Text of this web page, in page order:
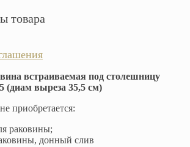
товара
встраиваемая под столешницу
(диам выреза 35,5 см)
приобретается:
раковины;
донный слив